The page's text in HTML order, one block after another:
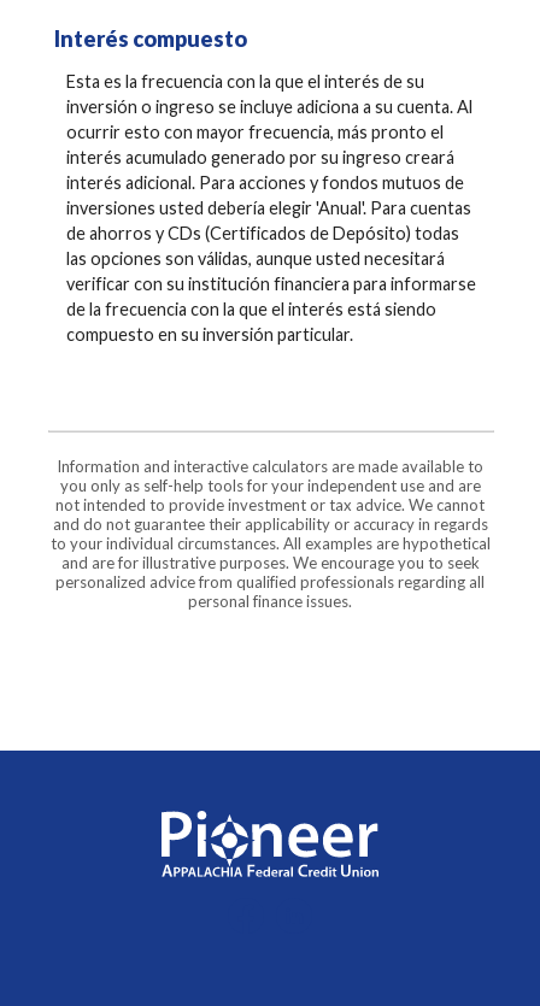
Interés compuesto
Esta es la frecuencia con la que el interés de su
inversión o ingreso se incluye adiciona a su cuenta. Al
ocurrir esto con mayor frecuencia, más pronto el
interés acumulado generado por su ingreso creará
interés adicional. Para acciones y fondos mutuos de
inversiones usted debería elegir 'Anual'. Para cuentas
de ahorros y CDs (Certificados de Depósito) todas
las opciones son válidas, aunque usted necesitará
verificar con su institución financiera para informarse
de la frecuencia con la que el interés está siendo
compuesto en su inversión particular.
Information and interactive calculators are made available to
you only as self-help tools for your independent use and are
not intended to provide investment or tax advice. We cannot
and do not guarantee their applicability or accuracy in regards
to your individual circumstances. All examples are hypothetical
and are for illustrative purposes. We encourage you to seek
personalized advice from qualified professionals regarding all
personal finance issues.
Pioneer Appalachia FCU